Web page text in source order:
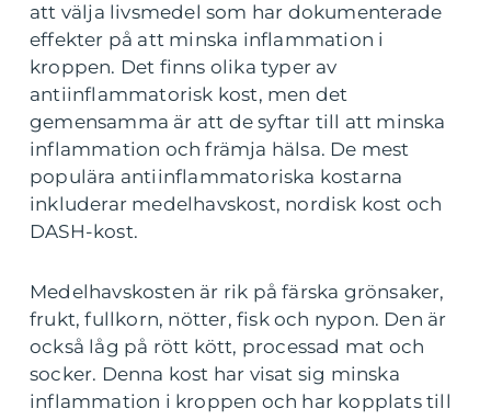
att välja livsmedel som har dokumenterade
effekter på att minska inflammation i
kroppen. Det finns olika typer av
antiinflammatorisk kost, men det
gemensamma är att de syftar till att minska
inflammation och främja hälsa. De mest
populära antiinflammatoriska kostarna
inkluderar medelhavskost, nordisk kost och
DASH-kost.
Medelhavskosten är rik på färska grönsaker,
frukt, fullkorn, nötter, fisk och nypon. Den är
också låg på rött kött, processad mat och
socker. Denna kost har visat sig minska
inflammation i kroppen och har kopplats till